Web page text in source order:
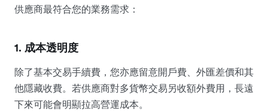
供應商最符合您的業務需求：
1. 成本透明度
除了基本交易手續費，您亦應留意開戶費、外匯差價和其
他隱藏收費。若供應商對多貨幣交易另收額外費用，長遠
下來可能會明顯拉高營運成本。